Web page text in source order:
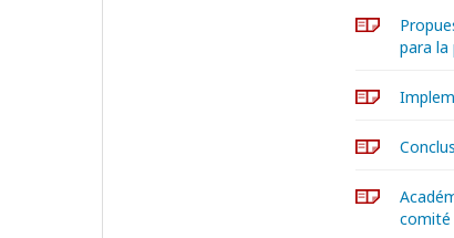
para la
comité